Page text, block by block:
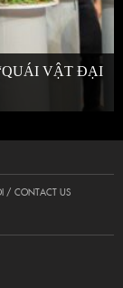
VẬT ĐẠI
/ CONTACT US